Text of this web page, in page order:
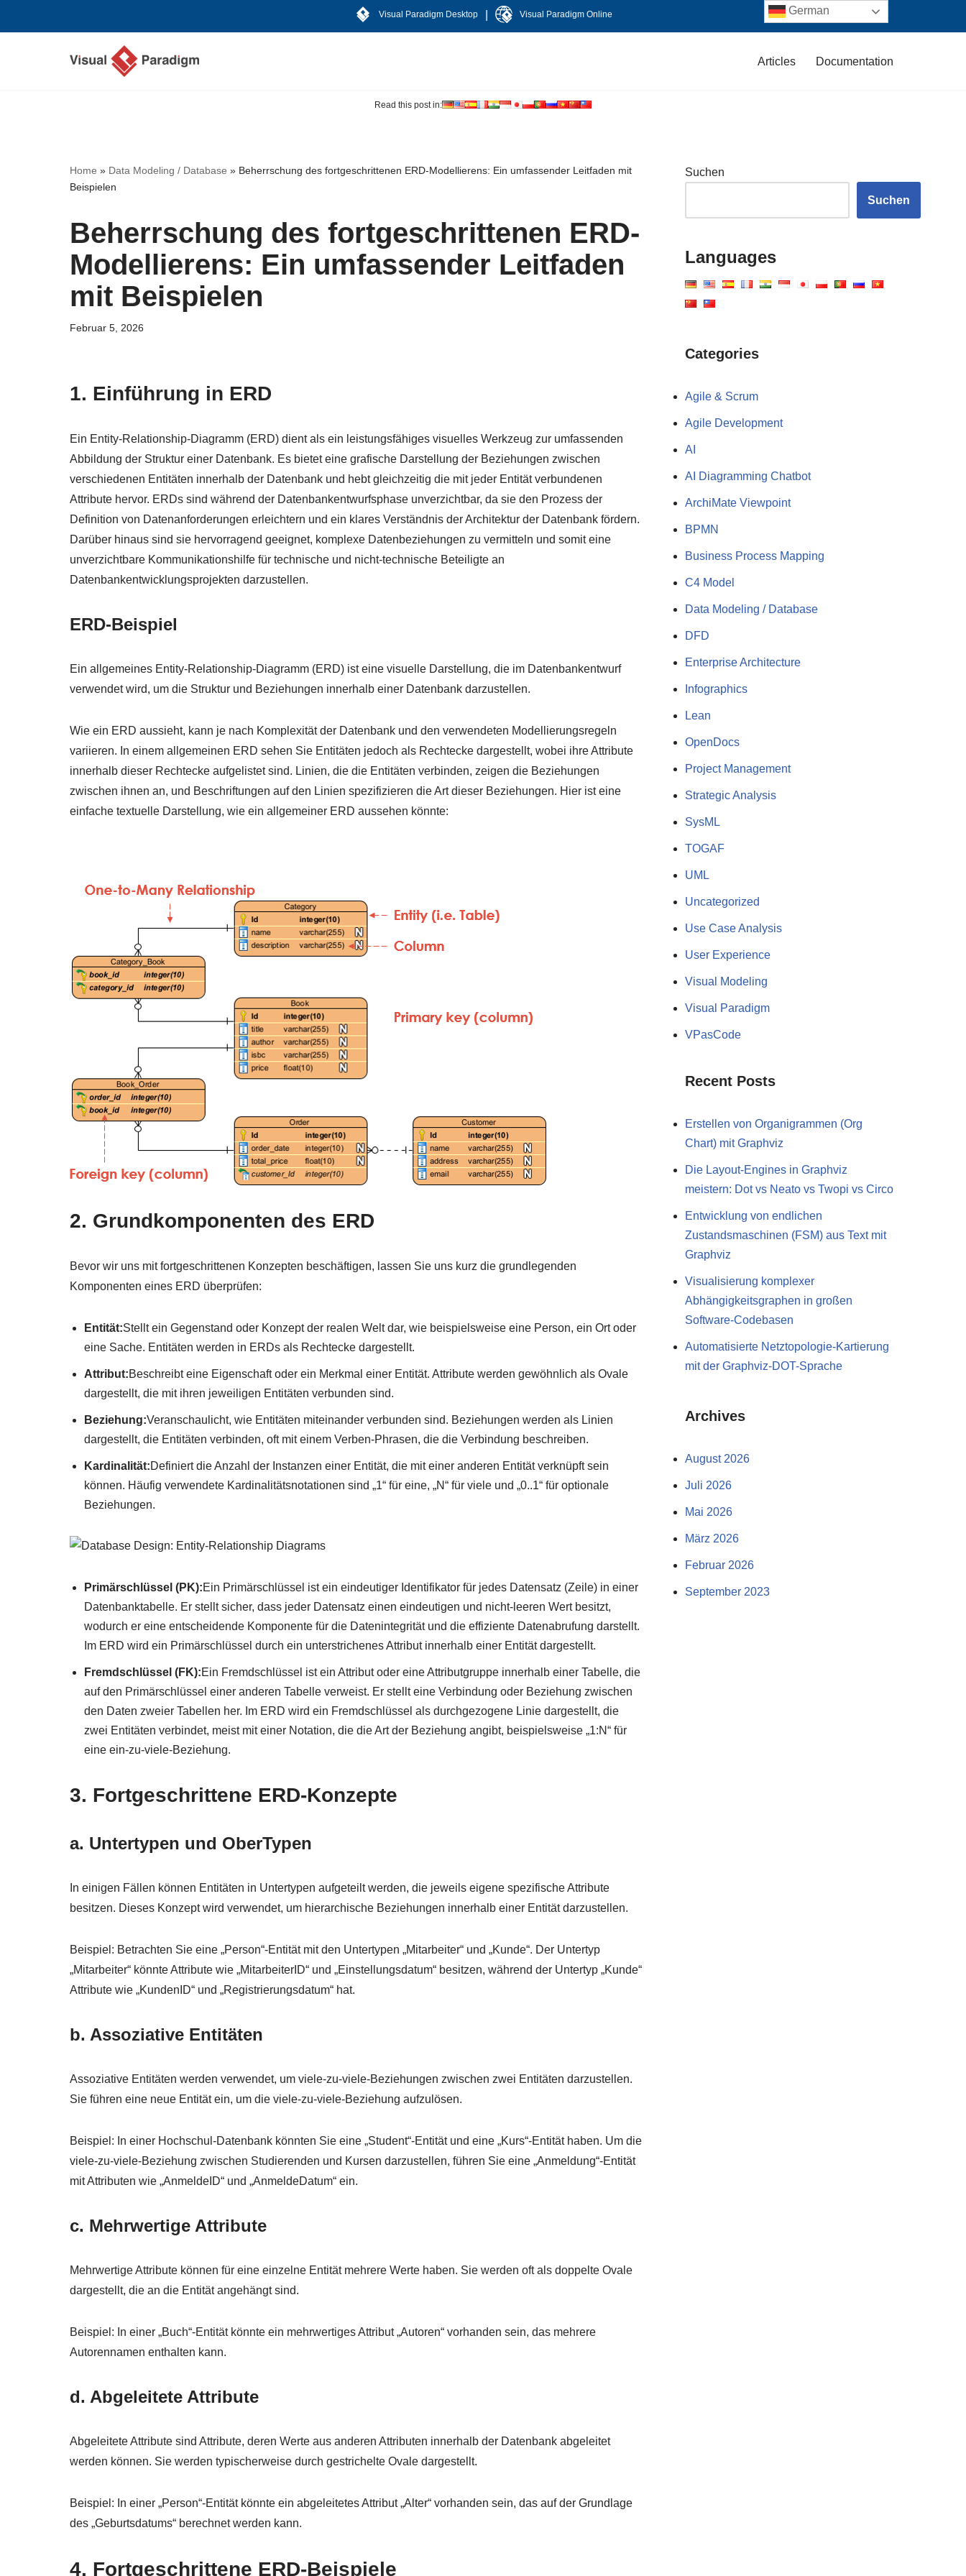
Visual Paradigm Desktop Visual Paradigm Online
Articles Documentation
Read this post in:
Home » Data Modeling / Database » Beherrschung des fortgeschrittenen ERD-Modellierens: Ein umfassender Leitfaden mit
Beispielen
Beherrschung des fortgeschrittenen ERD-
Modellierens: Ein umfassender Leitfaden
mit Beispielen
Februar 5, 2026
1. Einführung in ERD
Ein Entity-Relationship-Diagramm (ERD) dient als ein leistungsfähiges visuelles Werkzeug zur umfassenden
Abbildung der Struktur einer Datenbank. Es bietet eine grafische Darstellung der Beziehungen zwischen
verschiedenen Entitäten innerhalb der Datenbank und hebt gleichzeitig die mit jeder Entität verbundenen
Attribute hervor. ERDs sind während der Datenbankentwurfsphase unverzichtbar, da sie den Prozess der
Definition von Datenanforderungen erleichtern und ein klares Verständnis der Architektur der Datenbank fördern.
Darüber hinaus sind sie hervorragend geeignet, komplexe Datenbeziehungen zu vermitteln und somit eine
unverzichtbare Kommunikationshilfe für technische und nicht-technische Beteiligte an
Datenbankentwicklungsprojekten darzustellen.
ERD-Beispiel
Ein allgemeines Entity-Relationship-Diagramm (ERD) ist eine visuelle Darstellung, die im Datenbankentwurf
verwendet wird, um die Struktur und Beziehungen innerhalb einer Datenbank darzustellen.
Wie ein ERD aussieht, kann je nach Komplexität der Datenbank und den verwendeten Modellierungsregeln
variieren. In einem allgemeinen ERD sehen Sie Entitäten jedoch als Rechtecke dargestellt, wobei ihre Attribute
innerhalb dieser Rechtecke aufgelistet sind. Linien, die die Entitäten verbinden, zeigen die Beziehungen
zwischen ihnen an, und Beschriftungen auf den Linien spezifizieren die Art dieser Beziehungen. Hier ist eine
einfache textuelle Darstellung, wie ein allgemeiner ERD aussehen könnte:
2. Grundkomponenten des ERD
Bevor wir uns mit fortgeschrittenen Konzepten beschäftigen, lassen Sie uns kurz die grundlegenden
Komponenten eines ERD überprüfen:
Entität:Stellt ein Gegenstand oder Konzept der realen Welt dar, wie beispielsweise eine Person, ein Ort oder
eine Sache. Entitäten werden in ERDs als Rechtecke dargestellt.
Attribut:Beschreibt eine Eigenschaft oder ein Merkmal einer Entität. Attribute werden gewöhnlich als Ovale
dargestellt, die mit ihren jeweiligen Entitäten verbunden sind.
Beziehung:Veranschaulicht, wie Entitäten miteinander verbunden sind. Beziehungen werden als Linien
dargestellt, die Entitäten verbinden, oft mit einem Verben-Phrasen, die die Verbindung beschreiben.
Kardinalität:Definiert die Anzahl der Instanzen einer Entität, die mit einer anderen Entität verknüpft sein
können. Häufig verwendete Kardinalitätsnotationen sind „1“ für eine, „N“ für viele und „0..1“ für optionale
Beziehungen.
Primärschlüssel (PK):Ein Primärschlüssel ist ein eindeutiger Identifikator für jedes Datensatz (Zeile) in einer
Datenbanktabelle. Er stellt sicher, dass jeder Datensatz einen eindeutigen und nicht-leeren Wert besitzt,
wodurch er eine entscheidende Komponente für die Datenintegrität und die effiziente Datenabrufung darstellt.
Im ERD wird ein Primärschlüssel durch ein unterstrichenes Attribut innerhalb einer Entität dargestellt.
Fremdschlüssel (FK):Ein Fremdschlüssel ist ein Attribut oder eine Attributgruppe innerhalb einer Tabelle, die
auf den Primärschlüssel einer anderen Tabelle verweist. Er stellt eine Verbindung oder Beziehung zwischen
den Daten zweier Tabellen her. Im ERD wird ein Fremdschlüssel als durchgezogene Linie dargestellt, die
zwei Entitäten verbindet, meist mit einer Notation, die die Art der Beziehung angibt, beispielsweise „1:N“ für
eine ein-zu-viele-Beziehung.
3. Fortgeschrittene ERD-Konzepte
a. Untertypen und OberTypen
In einigen Fällen können Entitäten in Untertypen aufgeteilt werden, die jeweils eigene spezifische Attribute
besitzen. Dieses Konzept wird verwendet, um hierarchische Beziehungen innerhalb einer Entität darzustellen.
Beispiel: Betrachten Sie eine „Person“-Entität mit den Untertypen „Mitarbeiter“ und „Kunde“. Der Untertyp
„Mitarbeiter“ könnte Attribute wie „MitarbeiterID“ und „Einstellungsdatum“ besitzen, während der Untertyp „Kunde“
Attribute wie „KundenID“ und „Registrierungsdatum“ hat.
b. Assoziative Entitäten
Assoziative Entitäten werden verwendet, um viele-zu-viele-Beziehungen zwischen zwei Entitäten darzustellen.
Sie führen eine neue Entität ein, um die viele-zu-viele-Beziehung aufzulösen.
Beispiel: In einer Hochschul-Datenbank könnten Sie eine „Student“-Entität und eine „Kurs“-Entität haben. Um die
viele-zu-viele-Beziehung zwischen Studierenden und Kursen darzustellen, führen Sie eine „Anmeldung“-Entität
mit Attributen wie „AnmeldeID“ und „AnmeldeDatum“ ein.
c. Mehrwertige Attribute
Mehrwertige Attribute können für eine einzelne Entität mehrere Werte haben. Sie werden oft als doppelte Ovale
dargestellt, die an die Entität angehängt sind.
Beispiel: In einer „Buch“-Entität könnte ein mehrwertiges Attribut „Autoren“ vorhanden sein, das mehrere
Autorennamen enthalten kann.
d. Abgeleitete Attribute
Abgeleitete Attribute sind Attribute, deren Werte aus anderen Attributen innerhalb der Datenbank abgeleitet
werden können. Sie werden typischerweise durch gestrichelte Ovale dargestellt.
Beispiel: In einer „Person“-Entität könnte ein abgeleitetes Attribut „Alter“ vorhanden sein, das auf der Grundlage
des „Geburtsdatums“ berechnet werden kann.
4. Fortgeschrittene ERD-Beispiele
Suchen
Suchen
Languages
Categories
Agile & Scrum
Agile Development
AI
AI Diagramming Chatbot
ArchiMate Viewpoint
BPMN
Business Process Mapping
C4 Model
Data Modeling / Database
DFD
Enterprise Architecture
Infographics
Lean
OpenDocs
Project Management
Strategic Analysis
SysML
TOGAF
UML
Uncategorized
Use Case Analysis
User Experience
Visual Modeling
Visual Paradigm
VPasCode
Recent Posts
Erstellen von Organigrammen (Org
Chart) mit Graphviz
Die Layout-Engines in Graphviz
meistern: Dot vs Neato vs Twopi vs Circo
Entwicklung von endlichen
Zustandsmaschinen (FSM) aus Text mit
Graphviz
Visualisierung komplexer
Abhängigkeitsgraphen in großen
Software-Codebasen
Automatisierte Netztopologie-Kartierung
mit der Graphviz-DOT-Sprache
Archives
August 2026
Juli 2026
Mai 2026
März 2026
Februar 2026
September 2023
German